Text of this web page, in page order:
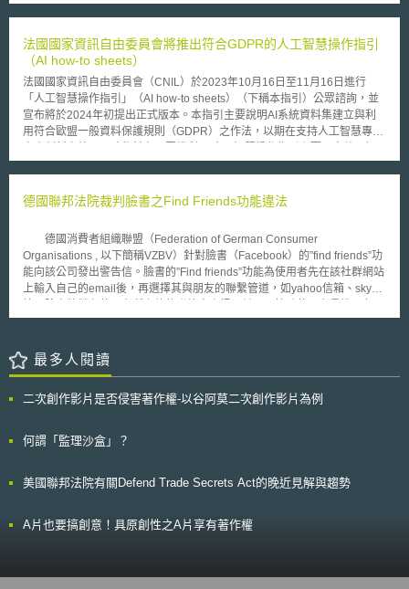
工職場歸屬感。 在設計包容性方面，必須考慮不同利益相關者之需
發及治理整個生命週期分為6個不同階段，期望在生命週期中的每個階段皆
考量公平性與包容性： 1.了解問題並確定AI解決方案：釐清為何需要部署
AI，並設定希望改善的目標變量（target variable），並透過制定包容性社
會參與框架或行為準則，盡可能實現包容性社會參與（特別是代表性不足或
受保護的族群）。 2.包容性模型設計：設計時需考慮社會和受影響的利益相
關者，並多方考量各種設計決策及運用在不同情況時之公平性、健全性、全
面性、可解釋性、準確性及透明度等。 3.包容性資料蒐集：透過設計健全的
治理及隱私，確定更具包容性的資料蒐集路徑，以確保所建立之模型能適用
表性，組織也應引進不同利益相關者進行迭代開發與測試，並招募測試組進
並監控社會影響：部署AI系統後仍應持續監控，並持續評估可能出現新的利
益相關者或使用者，以降低因環境變化而可能產生的危害。 6.不斷循環發展
的生命週期：不應以傳統重複循環過程看待AI生命週期，而是以流動、展開
及演變的態度，隨時評估及調整，以因應新的挑戰及需求，透過定期紀錄及
方向。
計劃於今（2013）年10月正式啟動上路。 為集中且便利相關機構快速
Federal Data Services Hub）的建置，彙整目前美國各單一政府單位所保
有之全民個人資料，該類資料涵蓋個人醫療、教育、和財務等相關資訊，提
供各州政府單位機關有需求時得以讀取。然而，儘管該服務樞紐的用意係為
提供更完整的個人資料，然而其卻也因其本身具集中單一個人資料於一身的
特性而受到各界的質疑。反對人士認為，由於該服務樞紐彙整龐大單一個人
資料，因此若其未建立完善資訊安全機制，而遭受到不肖駭客入侵竊取個人
資料的話，所造成的後果將影響甚遠，再加上未來將管理服務樞紐的美國衛
HHS），遲遲未能讓外界信服其已建立充分的資訊安全保全系統來保障全美
的保全能力感到堪慮。 根據美國隱私法（Privacy Act of 1974），美國
邦資訊安全管理法（Federal Information Security Management Act of
2002）亦要求美國政府需確保美國人民的個人資料不被濫用，故在該二法
案的明文要求下，歐巴馬政府於推行Obamacare之際，相關資訊安全保全
系統機制仍須符合標準始得合法運作。Obamacare上路在即，歐巴馬政府
與相關部會該如何解決個人資料保護問題，其後續發展實值得觀察。
法國國家資訊自由委員會將推出符合GDPR的人工智慧操作指引
（AI how-to sheets）
法國國家資訊自由委員會（CNIL）於2023年10月16日至11月16日進行
「人工智慧操作指引」（AI how-to sheets）（下稱本指引）公眾諮詢，並
宣布將於2024年初提出正式版本。本指引主要說明AI系統資料集建立與利
用符合歐盟一般資料保護規則（GDPR）之作法，以期在支持人工智慧專業
下： 1.指引涵蓋範圍：本指引限於AI開發階段（development phase），不
括AI系統設計、資料蒐集與資料庫建立，以及AI系統學習與訓練。 2.法律適
確定其適用的法律規範為何。 3.定義利用目的：CNIL強調蒐集及處理個資
時應該遵守「明確」、「合法」、「易懂」之原則，由於資料應該是基於特
定且合法的目的而蒐集的，因此不得以與最初目的不相符的方式進一步處理
資料。故明確界定人工智慧系統之目的為何，方能決定GDPR與其他原則之
適用。 4.系統提供者的身分：可能會是GDPR中的為資料控管者（data
進行資料保護影響評估（DIPA）。 7.在系統設計時將資料保護納入考慮：
包含建立系統主要目標、技術架構、識別資料來源與嚴格篩選使用…等等。
8.資料蒐集與管理時皆須考慮資料保護：具體作法包含資料蒐集須符合
確保資料安全等。 對於AI相關產業從事人員來說，更新AI相關規範知識非常
律問題的理解。
德國聯邦法院裁判臉書之Find Friends功能違法
德國消費者組織聯盟（Federation of German Consumer
Organisations , 以下簡稱VZBV）針對臉書（Facebook）的”find friends”功
能向該公司發出警告信。臉書的”Find friends”功能為使用者先在該社群網站
上輸入自己的email後，再選擇其與朋友的聯繫管道，如yahoo信箱、skype
或者透過居住地、學校、工作場所等搜尋要件，協助使用者找尋好友。然
勝訴，之後臉書向上訴法院提起上訴，但於2014年01月24日遭到駁回。
2016年01月14日，德國聯邦法院維持下級審法院判決，裁判臉書的” Find
料保護法（Bundesdatenschutzgesetz,BDSG） 法院認為該項功能違
資料前，事先取得其同意。此外，臉書的契約條款中亦未提供使用者適當程
認為，臉書在利用使用者資料並且寄發廣告郵件給非臉書會員時誤導使用
朋友才在搜尋範圍之內。然而，臉書實際上更寄發邀請廣告郵件給其他非臉
最多人閱讀
二次創作影片是否侵害著作權-以谷阿莫二次創作影片為例
何謂「監理沙盒」？
美國聯邦法院有關Defend Trade Secrets Act的晚近見解與趨勢
A片也要搞創意！具原創性之A片享有著作權